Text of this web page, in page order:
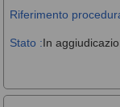
Riferimento
Stato :In